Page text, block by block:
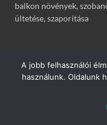
balkon növények,
ültetése, szaporítása
TÁRSOLDALAK
A jobb felhasználói
használunk. Oldalunk